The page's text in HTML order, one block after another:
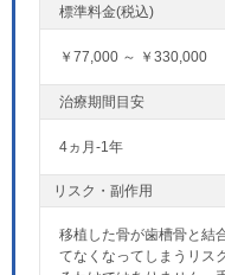
￥77,000 ～ ￥330,000
4ヵ月-1年
リスク・副作用
移植した骨が歯槽骨と結
てなくなってしまうリス